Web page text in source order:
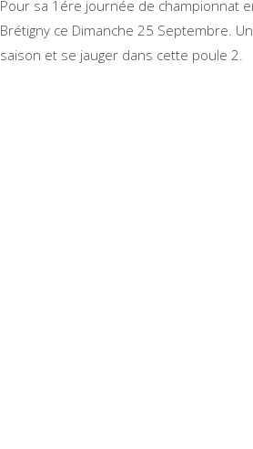
Pour sa 1ére journée de championnat
Brétigny ce Dimanche 25 Septembre.
saison et se jauger dans cette poule 2.